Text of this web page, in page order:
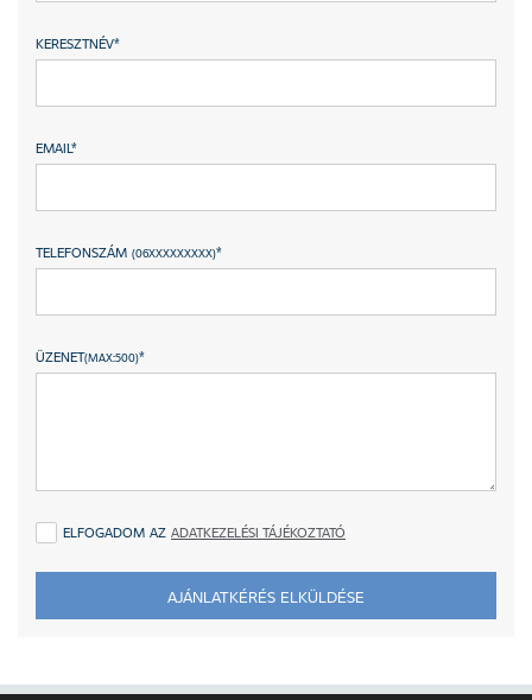
KERESZTNÉV*
EMAIL*
TELEFONSZÁM (06XXXXXXXXX)*
ÜZENET(MAX:500)*
ELFOGADOM AZ ADATKEZELÉSI TÁJÉKOZTATÓ
AJÁNLATKÉRÉS ELKÜLDÉSE